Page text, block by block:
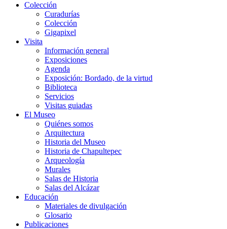
Colección
Curadurías
Colección
Gigapixel
Visita
Información general
Exposiciones
Agenda
Exposición: Bordado, de la virtud
Biblioteca
Servicios
Visitas guiadas
El Museo
Quiénes somos
Arquitectura
Historia del Museo
Historia de Chapultepec
Arqueología
Murales
Salas de Historia
Salas del Alcázar
Educación
Materiales de divulgación
Glosario
Publicaciones